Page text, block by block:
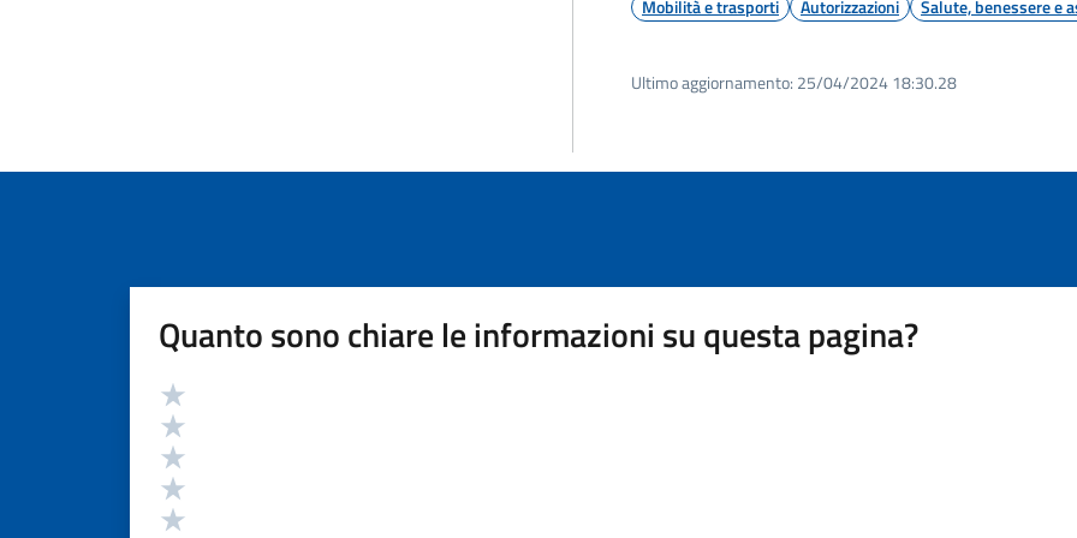
Mobilità e trasporti Autorizzazioni Salute, benessere e
Ultimo aggiornamento: 25/04/2024 18:30.28
Quanto sono chiare le informazioni su questa pagina?
Valutazione